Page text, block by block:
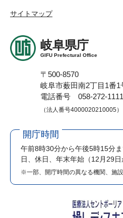
サイトマップ
岐阜県庁
GIFU Prefectural Office
〒500-8570
岐阜市薮田南2丁目1番1
電話番号 058-272-1111
（法人番号4000020210005）
開庁時間
午前8時30分から午後5時15分
日、休日、年末年始（12月29日
※一部、開庁時間の異なる機関、施設